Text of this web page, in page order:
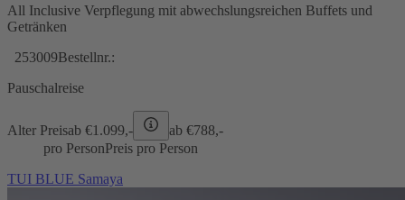
All Inclusive Verpflegung mit abwechslungsreichen Buffets und
Getränken
253009Bestellnr.:
Pauschalreise
Alter Preisab €1.099,- ab €788,-
pro PersonPreis pro Person
TUI BLUE Samaya